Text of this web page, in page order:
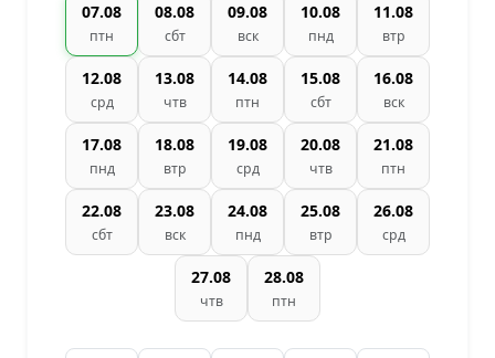
07.08
птн
08.08
сбт
09.08
вск
10.08
пнд
11.08
втр
12.08
срд
13.08
чтв
14.08
птн
15.08
сбт
16.08
вск
17.08
пнд
18.08
втр
19.08
срд
20.08
чтв
21.08
птн
22.08
сбт
23.08
вск
24.08
пнд
25.08
втр
26.08
срд
27.08
чтв
28.08
птн